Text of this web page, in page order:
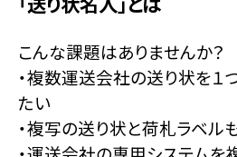
こんな課題はありませんか？
・複数運送会社の送り状を１
たい
・複写の送り状と荷札ラベル